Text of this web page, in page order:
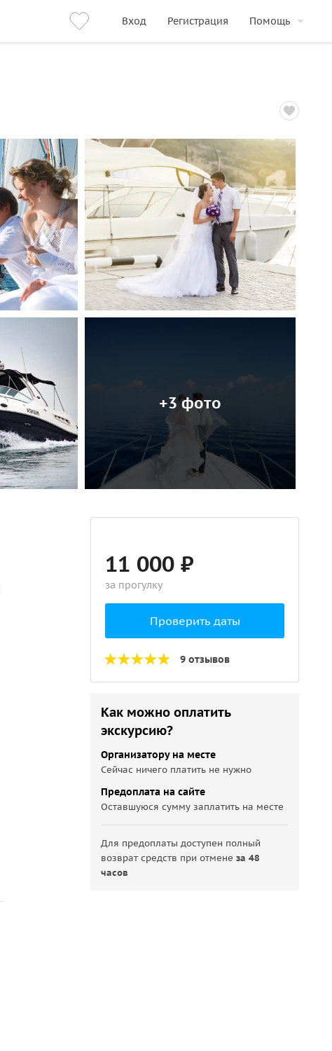
Вход Регистрация Помощь
+3 фото
11 000 ₽
за прогулку
Проверить даты
9 отзывов
Как можно оплатить
экскурсию?
Организатору на месте
Сейчас ничего платить не нужно
Предоплата на сайте
Оставшуюся сумму заплатить на месте
Для предоплаты доступен полный
возврат средств при отменеза 48
часов